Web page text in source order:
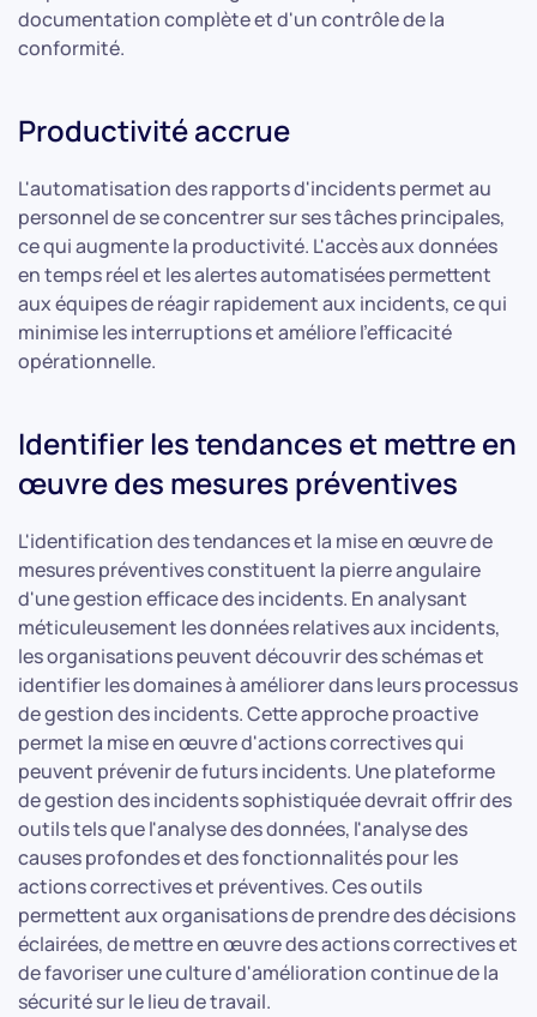
documentation complète et d'un contrôle de la
conformité.
Productivité accrue
L'automatisation des rapports d'incidents permet au
personnel de se concentrer sur ses tâches principales,
ce qui augmente la productivité. L'accès aux données
en temps réel et les alertes automatisées permettent
aux équipes de réagir rapidement aux incidents, ce qui
minimise les interruptions et améliore l'efficacité
opérationnelle.
Identifier les tendances et mettre en
œuvre des mesures préventives
L'identification des tendances et la mise en œuvre de
mesures préventives constituent la pierre angulaire
d'une gestion efficace des incidents. En analysant
méticuleusement les données relatives aux incidents,
les organisations peuvent découvrir des schémas et
identifier les domaines à améliorer dans leurs processus
de gestion des incidents. Cette approche proactive
permet la mise en œuvre d'actions correctives qui
peuvent prévenir de futurs incidents. Une plateforme
de gestion des incidents sophistiquée devrait offrir des
outils tels que l'analyse des données, l'analyse des
causes profondes et des fonctionnalités pour les
actions correctives et préventives. Ces outils
permettent aux organisations de prendre des décisions
éclairées, de mettre en œuvre des actions correctives et
de favoriser une culture d'amélioration continue de la
sécurité sur le lieu de travail.